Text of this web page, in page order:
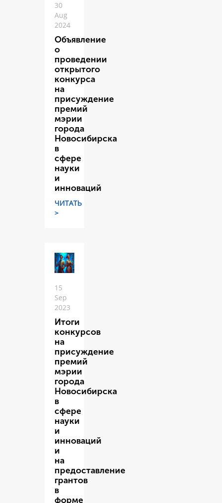
30
Aug
2024
Объявление
о
проведении
открытого
конкурса
на
присуждение
премий
мэрии
города
Новосибирска
в
сфере
науки
и
инноваций
ЧИТАТЬ
>
15
Sep
2023
Итоги
конкурсов
на
присуждение
премий
мэрии
города
Новосибирска
в
сфере
науки
и
инноваций
и
на
предоставление
грантов
в
форме